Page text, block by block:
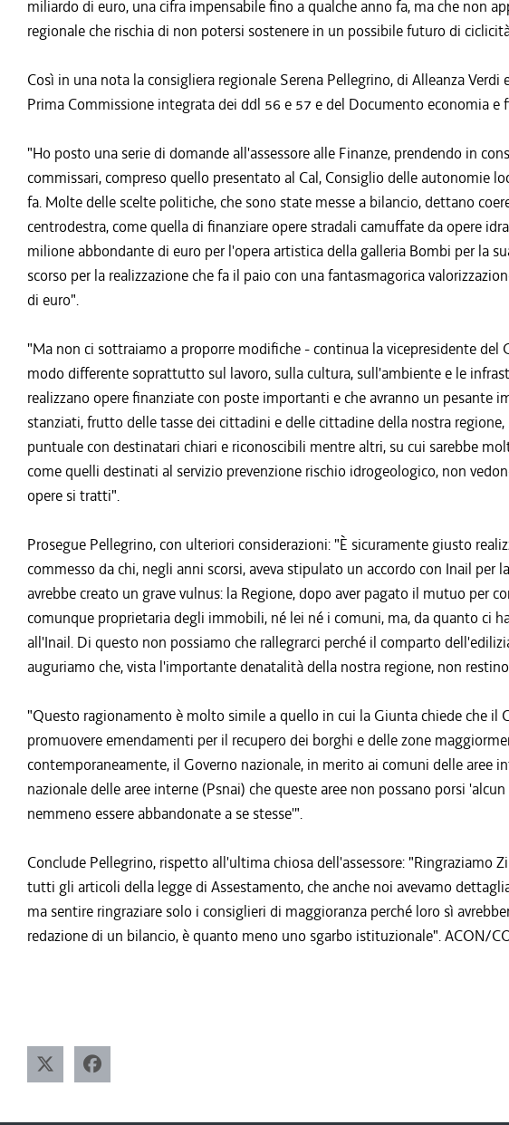
miliardo di euro, una cifra impensabile fino a qualche anno fa, ma che non
regionale che rischia di non potersi sostenere in un possibile futuro di
Così in una nota la consigliera regionale Serena Pellegrino, di Alleanza
Prima Commissione integrata dei ddl 56 e 57 e del Documento economia e
"Ho posto una serie di domande all'assessore alle Finanze, prendendo in
commissari, compreso quello presentato al Cal, Consiglio delle autonomie
fa. Molte delle scelte politiche, che sono state messe a bilancio, dettano
centrodestra, come quella di finanziare opere stradali camuffate da opere
milione abbondante di euro per l'opera artistica della galleria Bombi per la
scorso per la realizzazione che fa il paio con una fantasmagorica
di euro".
"Ma non ci sottraiamo a proporre modifiche - continua la vicepresidente del
modo differente soprattutto sul lavoro, sulla cultura, sull'ambiente e le
realizzano opere finanziate con poste importanti e che avranno un
stanziati, frutto delle tasse dei cittadini e delle cittadine della nostra
puntuale con destinatari chiari e riconoscibili mentre altri, su cui sarebbe
come quelli destinati al servizio prevenzione rischio idrogeologico, non
opere si tratti".
Prosegue Pellegrino, con ulteriori considerazioni: "È sicuramente giusto
commesso da chi, negli anni scorsi, aveva stipulato un accordo con Inail
avrebbe creato un grave vulnus: la Regione, dopo aver pagato il mutuo per
comunque proprietaria degli immobili, né lei né i comuni, ma, da quanto ci
all'Inail. Di questo non possiamo che rallegrarci perché il comparto
auguriamo che, vista l'importante denatalità della nostra regione, non
"Questo ragionamento è molto simile a quello in cui la Giunta chiede che il
promuovere emendamenti per il recupero dei borghi e delle zone
contemporaneamente, il Governo nazionale, in merito ai comuni delle aree
nazionale delle aree interne (Psnai) che queste aree non possano porsi
nemmeno essere abbandonate a se stesse'".
Conclude Pellegrino, rispetto all'ultima chiosa dell'assessore: "Ringraziamo
tutti gli articoli della legge di Assestamento, che anche noi avevamo
ma sentire ringraziare solo i consiglieri di maggioranza perché loro sì
redazione di un bilancio, è quanto meno uno sgarbo istituzionale". ACON/